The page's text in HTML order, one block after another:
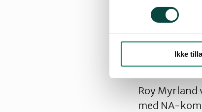
Ikke
Sak 2:
registrert
er tatt opp
neste uke.
Roy Myrland
med NA-